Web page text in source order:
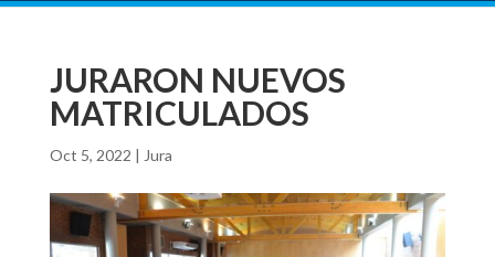
JURARON NUEVOS
MATRICULADOS
Oct 5, 2022 | Jura